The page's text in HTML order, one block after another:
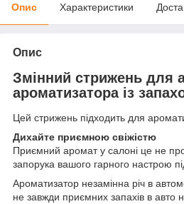
Опис Характеристики
Опис
Змінний стрижень для
ароматизатора із
Цей стрижень підходить для
Дихайте приємною свіжістю⠀
Приємний аромат у салоні це не
запорука вашого гарного настрою
Ароматизатор незамінна річ в
не завжди приємних запахів в авто